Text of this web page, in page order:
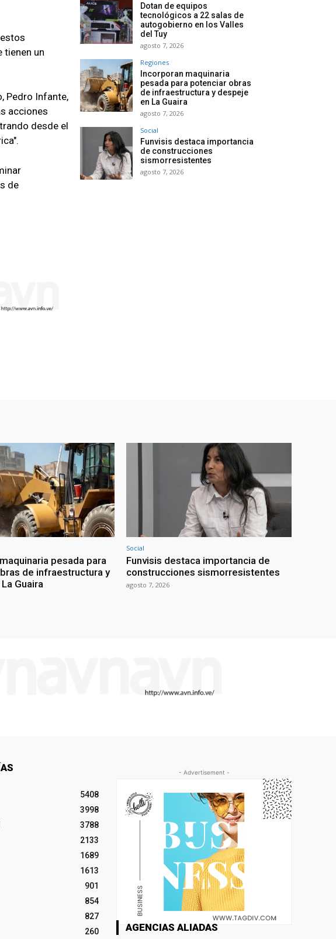
tienen un
Pedro Infante,
acciones
desde el
de
Dotan de equipos
tecnológicos a 22 salas de
autogobierno en los Valles
del Tuy
agosto 7, 2026
Regiones
Incorporan maquinaria
pesada para potenciar obras
de infraestructura y despeje
en La Guaira
agosto 7, 2026
Social
Funvisis destaca importancia
de construcciones
sismorresistentes
agosto 7, 2026
pesada para
de infraestructura y
Guaira
Social
Funvisis destaca importancia de
construcciones sismorresistentes
agosto 7, 2026
5408
3998
3788
2133
1689
1613
901
854
827
260
- Advertisement -
AGENCIAS ALIADAS